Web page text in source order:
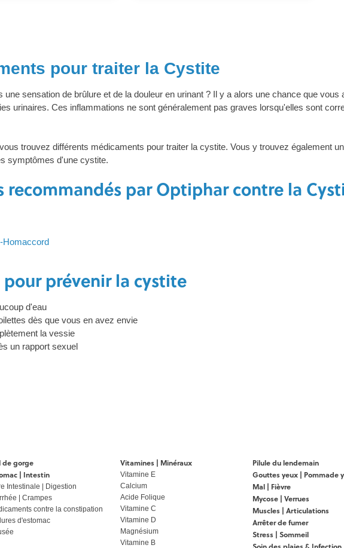
pour traiter la Cystite
une sensation de brûlure et de la douleur en urinant ? Il y a alors une chance que
urinaires. Ces inflammations ne sont généralement pas graves lorsqu'elles sont
trouvez différents médicaments pour traiter la cystite. Vous y trouvez également
symptômes d'une cystite.
recommandés par Optiphar contre la
Homaccord
pour prévenir la cystite
d'eau
dès que vous en avez envie
la vessie
un rapport sexuel
de gorge
| Intestin
Intestinale | Digestion
| Crampes
contre la constipation
d'estomac
Vitamines | Minéraux
Vitamine E
Calcium
Acide Folique
Vitamine C
Vitamine D
Magnésium
Vitamine B
Pilule du lendemain
Gouttes yeux | Pommade
Mal | Fièvre
Mycose | Verrues
Muscles | Articulations
Arrêter de fumer
Stress | Sommeil